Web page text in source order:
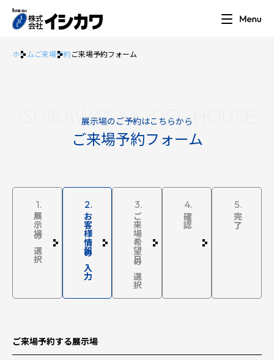
ホーム ご来場予約 ご来場予約フォーム
ISHIKAWA'S MODEL HOUSE
展示場のご予約はこちらから
ご来場予約フォーム
1.
展示場の選択
2.
お客様情報の入力
3.
ご来場希望日の選択
4.
確認
5.
完了
ご来場予約する展示場